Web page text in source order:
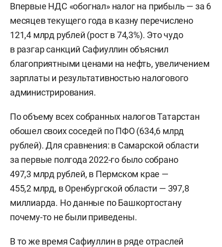
Впервые НДС «обогнал» налог на прибыль — за 6
месяцев текущего года в казну перечислено
121,4 млрд рублей (рост в 74,3%). Это чудо
в разгар санкций Сафиуллин объяснил
благоприятными ценами на нефть, увеличением
зарплаты и результативностью налогового
администрирования.
По объему всех собранных налогов Татарстан
обошел своих соседей по ПФО (634,6 млрд
рублей). Для сравнения: в Самарской области
за первые полгода 2022-го было собрано
497,3 млрд рублей, в Пермском крае —
455,2 млрд, в Оренбургской области — 397,8
миллиарда. Но данные по Башкортостану
почему-то не были приведены.
В то же время Сафиуллин в ряде отраслей